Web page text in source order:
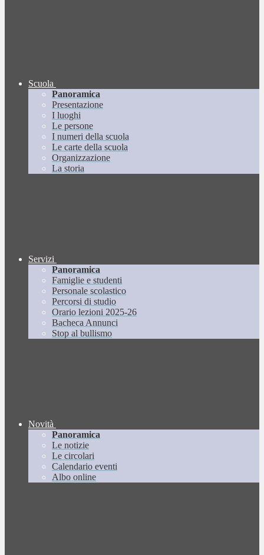
Scuola
Panoramica
Presentazione
I luoghi
Le persone
I numeri della scuola
Le carte della scuola
Organizzazione
La storia
Servizi
Panoramica
Famiglie e studenti
Personale scolastico
Percorsi di studio
Orario lezioni 2025-26
Bacheca Annunci
Stop al bullismo
Novità
Panoramica
Le notizie
Le circolari
Calendario eventi
Albo online